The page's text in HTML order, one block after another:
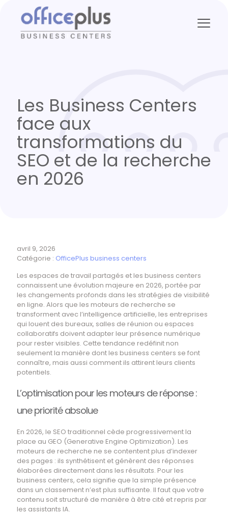
Les Business Centers
face aux
transformations du
SEO et de la recherche
en 2026
avril 9, 2026
Catégorie : OfficePlus business centers
Les espaces de travail partagés et les business centers
connaissent une évolution majeure en 2026, portée par
les changements profonds dans les stratégies de visibilité
en ligne. Alors que les moteurs de recherche se
transforment avec l’intelligence artificielle, les entreprises
qui louent des bureaux, salles de réunion ou espaces
collaboratifs doivent adapter leur présence numérique
pour rester visibles. Cette tendance redéfinit non
seulement la manière dont les business centers se font
connaître, mais aussi comment ils attirent leurs clients
potentiels.
L’optimisation pour les moteurs de réponse :
une priorité absolue
En 2026, le SEO traditionnel cède progressivement la
place au GEO (Generative Engine Optimization). Les
moteurs de recherche ne se contentent plus d’indexer
des pages : ils synthétisent et génèrent des réponses
élaborées directement dans les résultats. Pour les
business centers, cela signifie que la simple présence
dans un classement n’est plus suffisante. Il faut que votre
contenu soit structuré de manière à être cité et repris par
les assistants IA.